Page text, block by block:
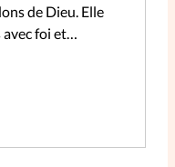
de Dieu. Elle
foi et